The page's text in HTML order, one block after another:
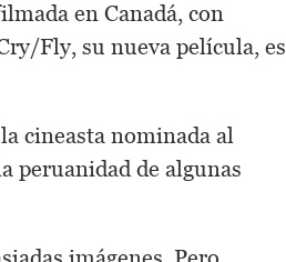
en Canadá, con
Fly, su nueva película, es
cineasta nominada al
peruanidad de algunas